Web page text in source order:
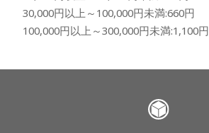
30,000円以上～100,000円未満:660円
100,000円以上～300,000円未満:1,100円